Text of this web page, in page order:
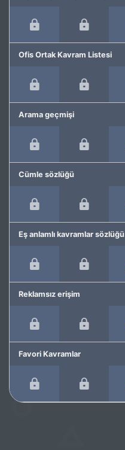
Ofis Ortak Kavram Listesi
Arama geçmişi
Cümle sözlüğü
Eş anlamlı kavramlar sözlüğü
Reklamsız erişim
Favori Kavramlar